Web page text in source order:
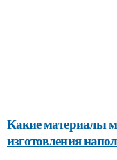
Какие материалы
изготовления